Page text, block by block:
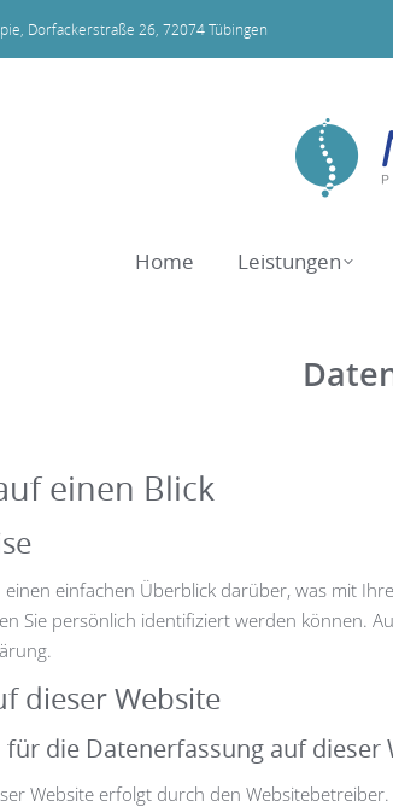
Dorfackerstraße 26, 72074 Tübingen
Home Leistungen
einen Blick
einfachen Überblick darüber, was mit
Sie persönlich identifiziert werden können.
dieser Website
die Datenerfassung auf dieser
Website erfolgt durch den